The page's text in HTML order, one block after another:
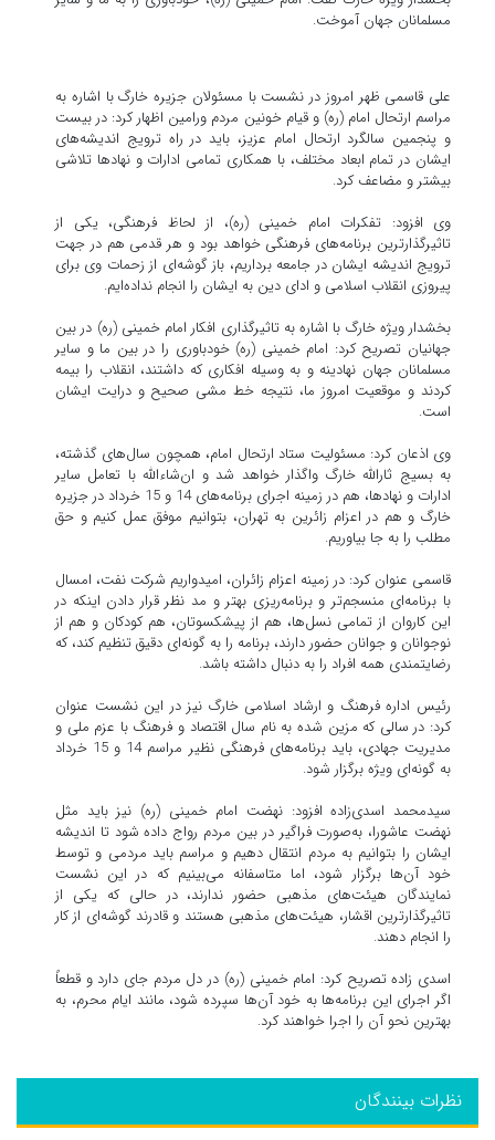
مسلمانان جهان آموخت.
علی قاسمی ظهر امروز در نشست با مسئولان جزیره خارگ با اشاره به
مراسم ارتحال امام (ره) و قیام خونین مردم ورامین اظهار کرد: در بیست
و پنجمین سالگرد ارتحال امام عزیز، باید در راه ترویج اندیشه‌های
ایشان در تمام ابعاد مختلف، با همکاری تمامی ادارات و نهادها تلاشی
بیشتر و مضاعف کرد.
وی افزود: تفکرات امام خمینی (ره)، از لحاظ فرهنگی، یکی از
تاثیرگذارترین برنامه‌های فرهنگی خواهد بود و هر قدمی هم در جهت
ترویج اندیشه ایشان در جامعه برداریم، باز گوشه‌ای از زحمات وی برای
پیروزی انقلاب اسلامی و ادای دین به ایشان را انجام نداده‌ایم.
بخشدار ویژه خارگ با اشاره به تاثیرگذاری افکار امام خمینی (ره) در بین
جهانیان تصریح کرد: امام خمینی (ره) خودباوری را در بین ما و سایر
مسلمانان جهان نهادینه و به وسیله افکاری که داشتند، انقلاب را بیمه
کردند و موقعیت امروز ما، نتیجه خط مشی صحیح و درایت ایشان
است.
وی اذعان کرد: مسئولیت ستاد ارتحال امام، همچون سال‌های گذشته،
به بسیج ثارالله خارگ واگذار خواهد شد و ان‌شاءالله با تعامل سایر
ادارات و نهادها، هم در زمینه اجرای برنامه‌های 14 و 15 خرداد در جزیره
خارگ و هم در اعزام زائرین به تهران، بتوانیم موفق عمل کنیم و حق
مطلب را به جا بیاوریم.
قاسمی عنوان کرد: در زمینه اعزام زائران، امیدواریم شرکت نفت، امسال
با برنامه‌ای منسجم‌تر و برنامه‌ریزی بهتر و مد نظر قرار دادن اینکه در
این کاروان از تمامی نسل‌ها، هم از پیشکسوتان، هم کودکان و هم از
نوجوانان و جوانان حضور دارند، برنامه را به گونه‌ای دقیق تنظیم کند، که
رضایتمندی همه افراد را به دنبال داشته باشد.
رئیس اداره فرهنگ و ارشاد اسلامی خارگ نیز در این نشست عنوان
کرد: در سالی که مزین شده به نام سال اقتصاد و فرهنگ با عزم ملی و
مدیریت جهادی، باید برنامه‌های فرهنگی نظیر مراسم 14 و 15 خرداد
به گونه‌ای ویژه برگزار شود.
سیدمحمد اسدی‌زاده افزود: نهضت امام خمینی (ره) نیز باید مثل
نهضت عاشورا، به‌صورت فراگیر در بین مردم رواج داده شود تا اندیشه
ایشان را بتوانیم به مردم انتقال دهیم و مراسم باید مردمی و توسط
خود آن‌ها برگزار شود، اما متاسفانه می‌بینیم که در این نشست
نمایندگان هیئت‌های مذهبی حضور ندارند، در حالی که یکی از
تاثیرگذارترین اقشار، هیئت‌های مذهبی هستند و قادرند گوشه‌ای از کار
را انجام دهند.
اسدی زاده تصریح کرد: امام خمینی (ره) در دل مردم جای دارد و قطعاً
اگر اجرای این برنامه‌ها به خود آن‌ها سپرده شود، مانند ایام محرم، به
بهترین نحو آن را اجرا خواهند کرد.
نظرات بینندگان